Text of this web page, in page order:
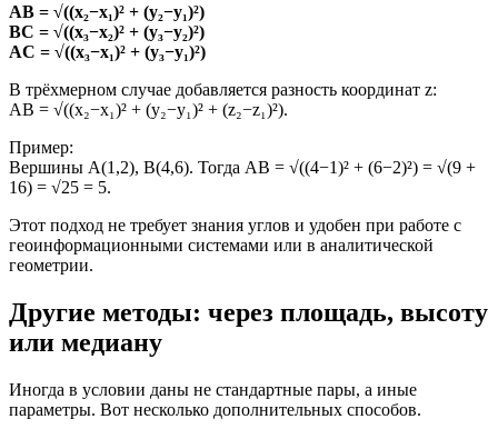
AB = √((x₂−x₁)² + (y₂−y₁)²)
BC = √((x₃−x₂)² + (y₃−y₂)²)
AC = √((x₃−x₁)² + (y₃−y₁)²)
В трёхмерном случае добавляется разность координат z:
AB = √((x₂−x₁)² + (y₂−y₁)² + (z₂−z₁)²).
Пример:
Вершины A(1,2), B(4,6). Тогда AB = √((4−1)² + (6−2)²) = √(9 +
16) = √25 = 5.
Этот подход не требует знания углов и удобен при работе с
геоинформационными системами или в аналитической
геометрии.
Другие методы: через площадь, высоту
или медиану
Иногда в условии даны не стандартные пары, а иные
параметры. Вот несколько дополнительных способов.